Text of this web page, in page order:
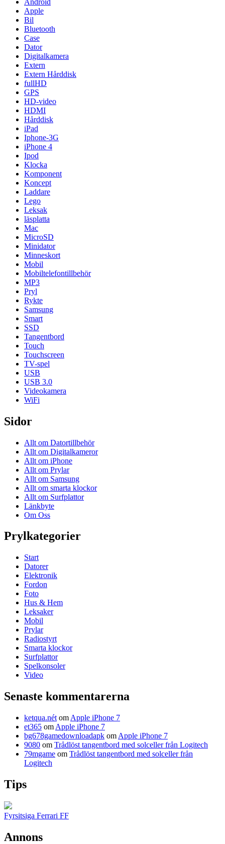
Apple
Bil
Bluetooth
Case
Dator
Digitalkamera
Extern
Extern Hårddisk
fullHD
GPS
HD-video
HDMI
Hårddisk
iPad
Iphone-3G
iPhone 4
Ipod
Klocka
Komponent
Koncept
Laddare
Lego
Leksak
läsplatta
Mac
MicroSD
Minidator
Minneskort
Mobil
Mobiltelefontillbehör
MP3
Pryl
Rykte
Samsung
Smart
SSD
Tangentbord
Touch
Touchscreen
TV-spel
USB
USB 3.0
Videokamera
WiFi
Sidor
Allt om Datortillbehör
Allt om Digitalkameror
Allt om iPhone
Allt om Prylar
Allt om Samsung
Allt om smarta klockor
Allt om Surfplattor
Länkbyte
Om Oss
Prylkategorier
Start
Datorer
Elektronik
Fordon
Foto
Hus & Hem
Leksaker
Mobil
Prylar
Radiostyrt
Smarta klockor
Surfplattor
Spelkonsoler
Video
Senaste kommentarerna
ketqua.nét om Apple iPhone 7
et365 om Apple iPhone 7
bg678gamedownloadapk om Apple iPhone 7
9080 om Trådlöst tangentbord med solceller från Logitech
79mgame om Trådlöst tangentbord med solceller från
Logitech
Tips
Fyrsitsiga Ferrari FF
Annons